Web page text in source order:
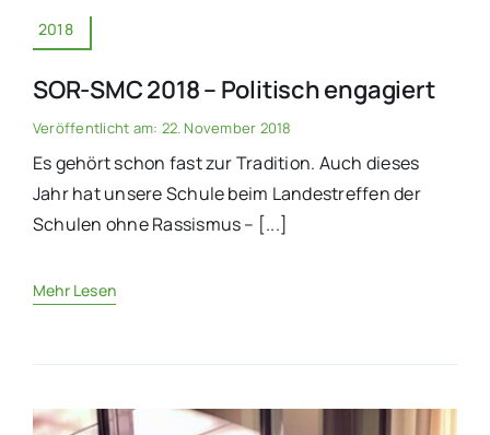
2018
SOR-SMC 2018 – Politisch engagiert
Veröffentlicht am: 22. November 2018
Es gehört schon fast zur Tradition. Auch dieses
Jahr hat unsere Schule beim Landestreffen der
Schulen ohne Rassismus – [...]
Mehr Lesen